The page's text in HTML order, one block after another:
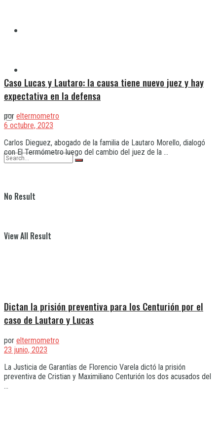
No Result
View All Result
Caso Lucas y Lautaro: la causa tiene nuevo juez y hay
expectativa en la defensa
por eltermometro
6 octubre, 2023
Carlos Dieguez, abogado de la familia de Lautaro Morello, dialogó
con El Termómetro luego del cambio del juez de la ...
Dictan la prisión preventiva para los Centurión por el
caso de Lautaro y Lucas
por eltermometro
23 junio, 2023
La Justicia de Garantías de Florencio Varela dictó la prisión
preventiva de Cristian y Maximiliano Centurión los dos acusados del
...